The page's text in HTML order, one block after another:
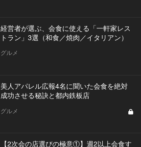
経営者が選ぶ、会食に使える「一軒家レス
トラン」3選（和食／焼肉／イタリアン）
グルメ
美人アパレル広報4名に聞いた会食を絶対
成功させる秘訣と都内鉄板店
グルメ
【2次会の店選びの極意①】週2以上会食す